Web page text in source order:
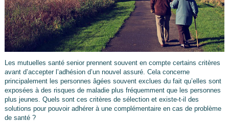
Les mutuelles santé senior prennent souvent en compte certains critères
avant d’accepter l’adhésion d’un nouvel assuré. Cela concerne
principalement les personnes âgées souvent exclues du fait qu’elles sont
exposées à des risques de maladie plus fréquemment que les personnes
plus jeunes. Quels sont ces critères de sélection et existe-t-il des
solutions pour pouvoir adhérer à une complémentaire en cas de problème
de santé ?